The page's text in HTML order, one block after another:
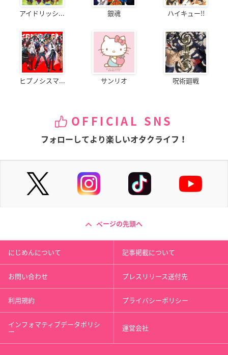
アイドリッシ... 銀魂 ハイキュー!!
ヒプノシスマ... サンリオ 呪術廻戦
OFFICIAL SNS
フォローしてより楽しいオタクライフ！
ページの先頭へ
にじめんについて 記事掲載について
お問い合わせ プレスリリース送付先
利用規約 プライバシーポリシー
インフォマティブデータポリシ
ー 運営会社